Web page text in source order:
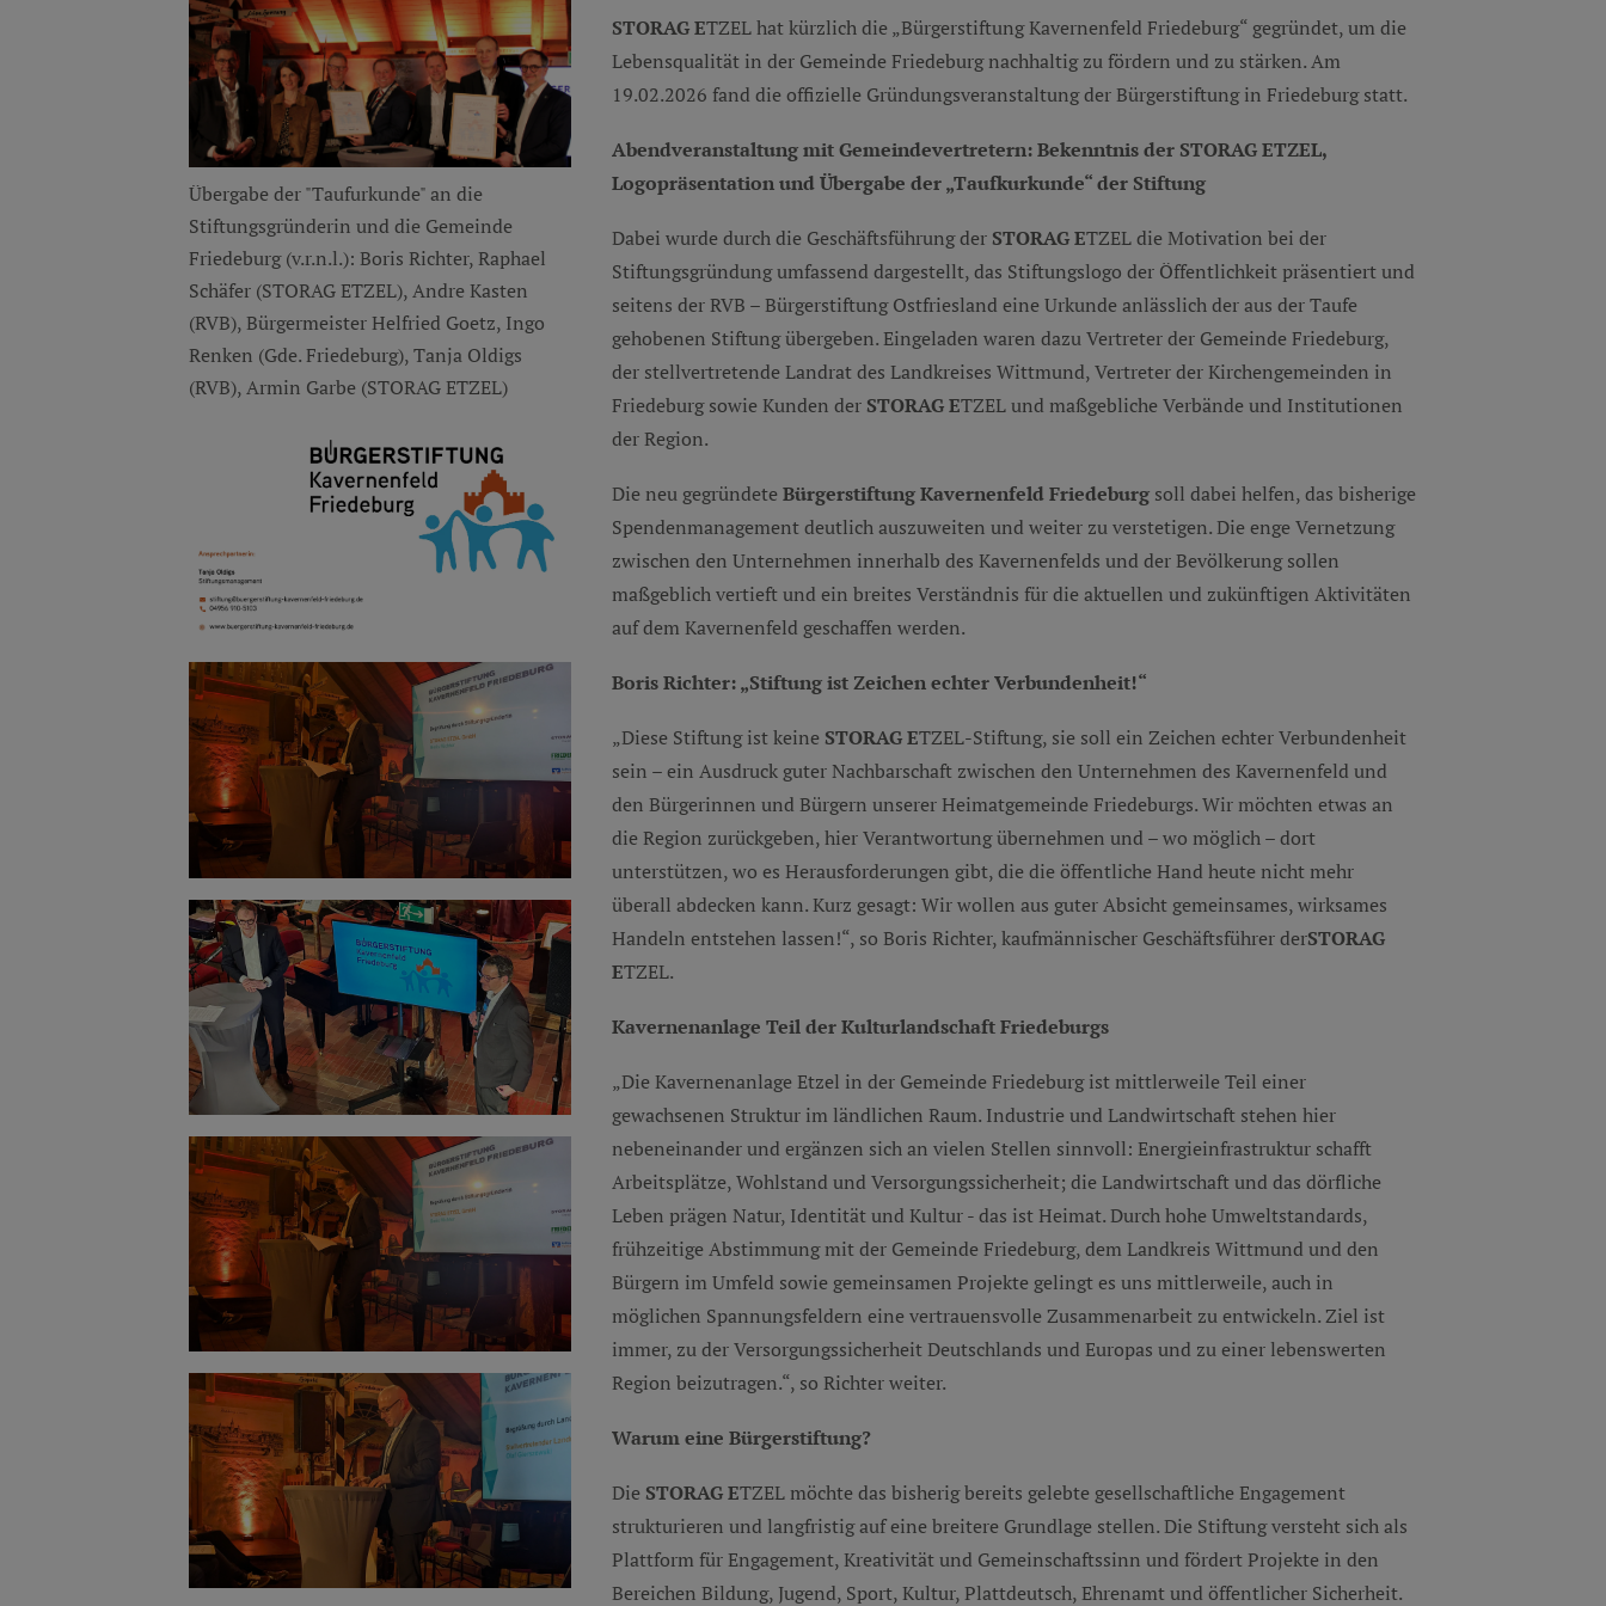
Übergabe der "Taufurkunde" an die
Stiftungsgründerin und die Gemeinde
Friedeburg (v.r.n.l.): Boris Richter, Raphael
Schäfer (STORAG ETZEL), Andre Kasten
(RVB), Bürgermeister Helfried Goetz, Ingo
Renken (Gde. Friedeburg), Tanja Oldigs
(RVB), Armin Garbe (STORAG ETZEL)
STORAG ETZEL hat kürzlich die „Bürgerstiftung Kavernenfeld Friedeburg“ gegründet, um die
Lebensqualität in der Gemeinde Friedeburg nachhaltig zu fördern und zu stärken. Am
19.02.2026 fand die offizielle Gründungsveranstaltung der Bürgerstiftung in Friedeburg statt.
Abendveranstaltung mit Gemeindevertretern: Bekenntnis der STORAG ETZEL,
Logopräsentation und Übergabe der „Taufkurkunde“ der Stiftung
Dabei wurde durch die Geschäftsführung der STORAG ETZEL die Motivation bei der
Stiftungsgründung umfassend dargestellt, das Stiftungslogo der Öffentlichkeit präsentiert und
seitens der RVB – Bürgerstiftung Ostfriesland eine Urkunde anlässlich der aus der Taufe
gehobenen Stiftung übergeben. Eingeladen waren dazu Vertreter der Gemeinde Friedeburg,
der stellvertretende Landrat des Landkreises Wittmund, Vertreter der Kirchengemeinden in
Friedeburg sowie Kunden der STORAG ETZEL und maßgebliche Verbände und Institutionen
der Region.
Die neu gegründete Bürgerstiftung Kavernenfeld Friedeburgsoll dabei helfen, das bisherige
Spendenmanagement deutlich auszuweiten und weiter zu verstetigen. Die enge Vernetzung
zwischen den Unternehmen innerhalb des Kavernenfelds und der Bevölkerung sollen
maßgeblich vertieft und ein breites Verständnis für die aktuellen und zukünftigen Aktivitäten
auf dem Kavernenfeld geschaffen werden.
Boris Richter: „Stiftung ist Zeichen echter Verbundenheit!“
„Diese Stiftung ist keine STORAG ETZEL-Stiftung, sie soll ein Zeichen echter Verbundenheit
sein – ein Ausdruck guter Nachbarschaft zwischen den Unternehmen des Kavernenfeld und
den Bürgerinnen und Bürgern unserer Heimatgemeinde Friedeburgs. Wir möchten etwas an
die Region zurückgeben, hier Verantwortung übernehmen und – wo möglich – dort
unterstützen, wo es Herausforderungen gibt, die die öffentliche Hand heute nicht mehr
überall abdecken kann. Kurz gesagt: Wir wollen aus guter Absicht gemeinsames, wirksames
Handeln entstehen lassen!“, so Boris Richter, kaufmännischer Geschäftsführer derSTORAG
ETZEL.
Kavernenanlage Teil der Kulturlandschaft Friedeburgs
„Die Kavernenanlage Etzel in der Gemeinde Friedeburg ist mittlerweile Teil einer
gewachsenen Struktur im ländlichen Raum. Industrie und Landwirtschaft stehen hier
nebeneinander und ergänzen sich an vielen Stellen sinnvoll: Energieinfrastruktur schafft
Arbeitsplätze, Wohlstand und Versorgungssicherheit; die Landwirtschaft und das dörfliche
Leben prägen Natur, Identität und Kultur - das ist Heimat. Durch hohe Umweltstandards,
frühzeitige Abstimmung mit der Gemeinde Friedeburg, dem Landkreis Wittmund und den
Bürgern im Umfeld sowie gemeinsamen Projekte gelingt es uns mittlerweile, auch in
möglichen Spannungsfeldern eine vertrauensvolle Zusammenarbeit zu entwickeln. Ziel ist
immer, zu der Versorgungssicherheit Deutschlands und Europas und zu einer lebenswerten
Region beizutragen.“, so Richter weiter.
Warum eine Bürgerstiftung?
Die STORAG ETZEL möchte das bisherig bereits gelebte gesellschaftliche Engagement
strukturieren und langfristig auf eine breitere Grundlage stellen. Die Stiftung versteht sich als
Plattform für Engagement, Kreativität und Gemeinschaftssinn und fördert Projekte in den
Bereichen Bildung, Jugend, Sport, Kultur, Plattdeutsch, Ehrenamt und öffentlicher Sicherheit.